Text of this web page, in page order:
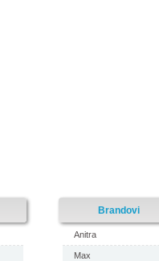
Brandovi
Anitra
Max